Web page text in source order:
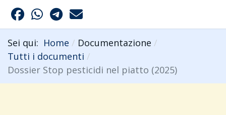
Sei qui: Home
Documentazione
Tutti i documenti
Dossier Stop pesticidi nel piatto (2025)